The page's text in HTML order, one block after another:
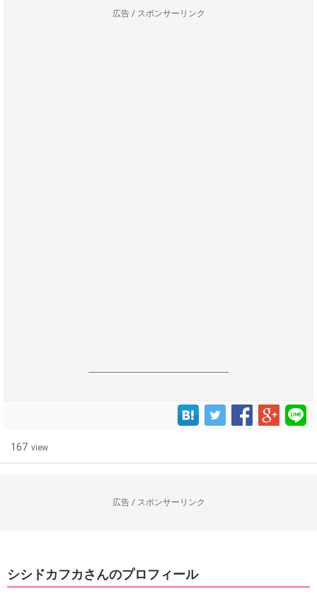
広告 / スポンサーリンク
------------------------------------------------------------------
167 view
広告 / スポンサーリンク
シシドカフカさんのプロフィール